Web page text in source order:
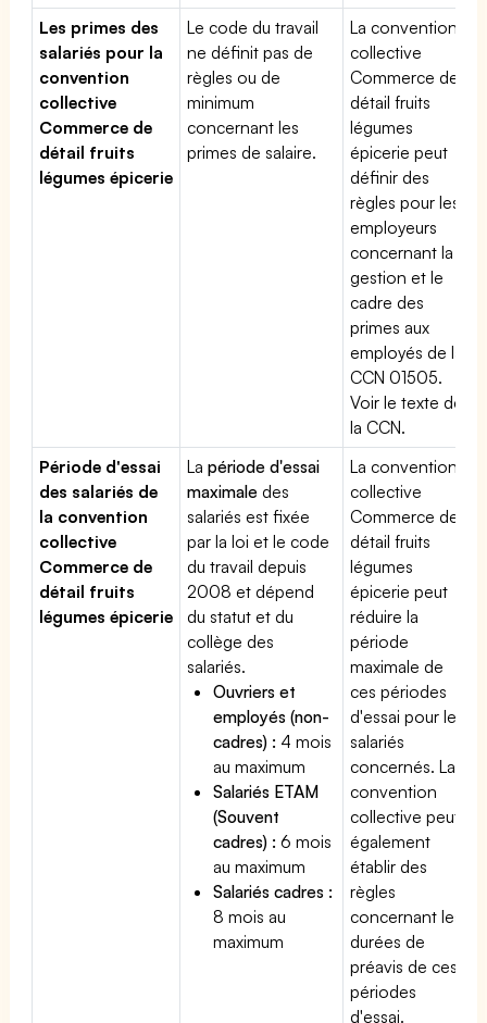
Les primes des
salariés pour la
convention
collective
Commerce de
détail fruits
légumes épicerie
Le code du travail
ne définit pas de
règles ou de
minimum
concernant les
primes de salaire.
La convention
collective
Commerce de
détail fruits
légumes
épicerie peut
définir des
règles pour les
employeurs
concernant la
gestion et le
cadre des
primes aux
employés de la
CCN 01505.
Voir le texte de
la CCN.
Période d'essai
des salariés de
la convention
collective
Commerce de
détail fruits
légumes épicerie
Lapériode d'essai
maximale des
salariés est fixée
par la loi et le code
du travail depuis
2008 et dépend
du statut et du
collège des
salariés.
Ouvriers et
employés (non-
cadres) : 4 mois
au maximum
Salariés ETAM
(Souvent
cadres) : 6 mois
au maximum
Salariés cadres :
8 mois au
maximum
La convention
collective
Commerce de
détail fruits
légumes
épicerie peut
réduire la
période
maximale de
ces périodes
d'essai pour les
salariés
concernés. La
convention
collective peut
également
établir des
règles
concernant les
durées de
préavis de ces
périodes
d'essai.